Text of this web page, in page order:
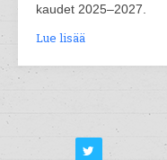
kaudet 2025–2027.
Lue lisää